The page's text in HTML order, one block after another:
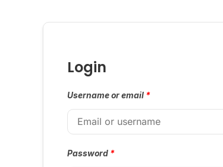
Login
Username or email *
Password *